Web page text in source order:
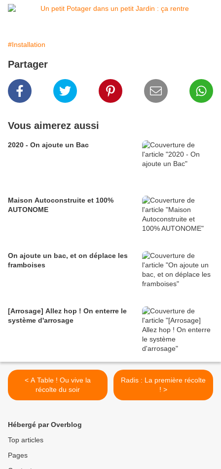
#Installation
Partager
Vous aimerez aussi
2020 - On ajoute un Bac
Maison Autoconstruite et 100%
AUTONOME
On ajoute un bac, et on déplace les
framboises
[Arrosage] Allez hop ! On enterre le
système d'arrosage
< A Table ! Ou vive la
récolte du soir
Radis : La première récolte
! >
Hébergé par Overblog
Top articles
Pages